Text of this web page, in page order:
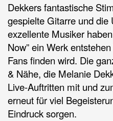
Dekkers fantastische
gespielte Gitarre und die
exzellente Musiker
Now” ein Werk
Fans finden wird. Die
& Nähe, die Melanie
Live-Auftritten mit und
erneut für viel
Eindruck sorgen.